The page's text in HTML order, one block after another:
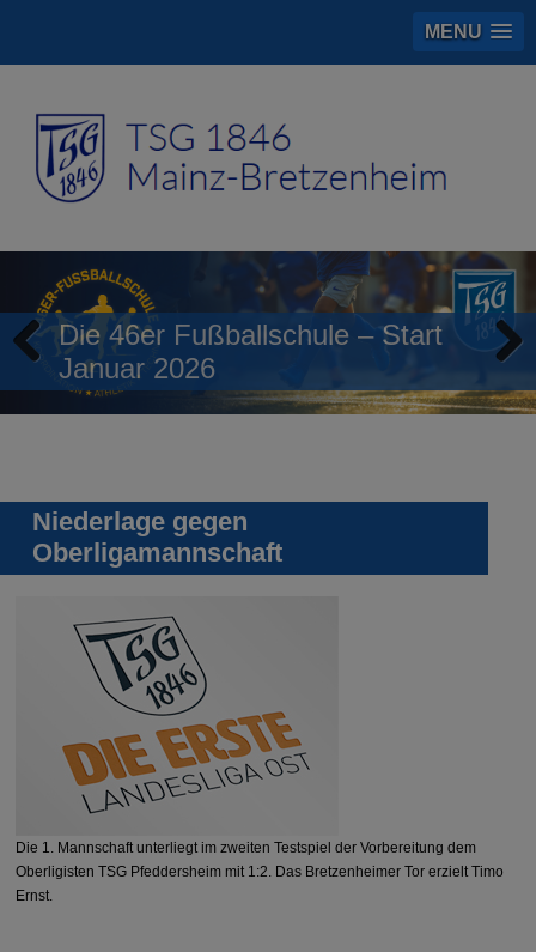
MENU
Die 46er Fußballschule – Start
Januar 2026
Previous
Niederlage gegen
Oberligamannschaft
Die 1. Mannschaft unterliegt im zweiten Testspiel der Vorbereitung dem
Oberligisten TSG Pfeddersheim mit 1:2. Das Bretzenheimer Tor erzielt Timo
Ernst.